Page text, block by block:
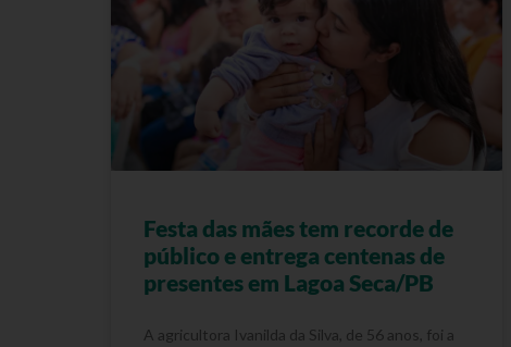
Festa das mães tem recorde de
público e entrega centenas de
presentes em Lagoa Seca/PB
A agricultora Ivanilda da Silva, de 56 anos, foi a